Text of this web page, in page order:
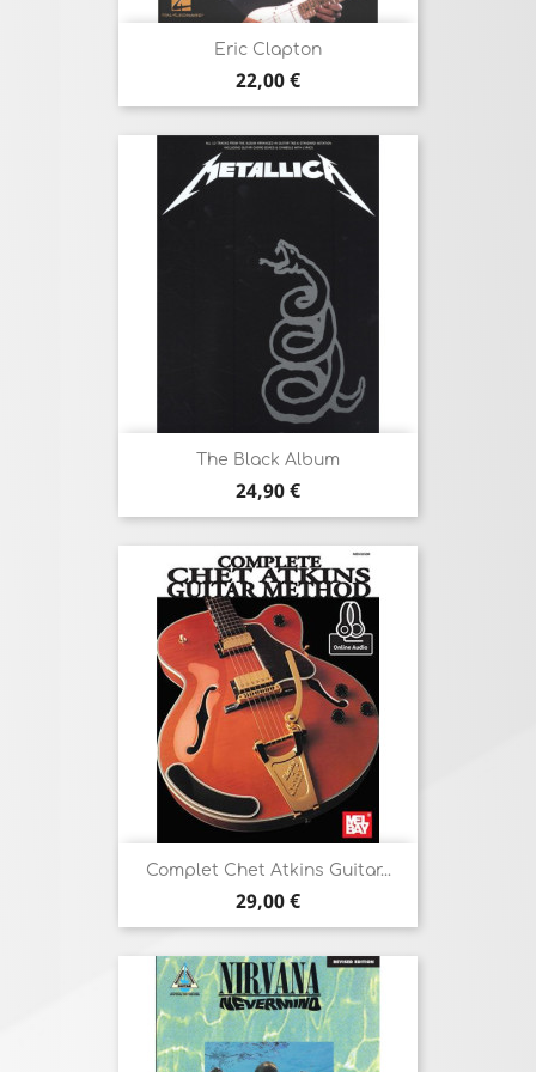
Eric Clapton
Prix
22,00 €
The Black Album
Prix
24,90 €
Complet Chet Atkins Guitar...
Prix
29,00 €